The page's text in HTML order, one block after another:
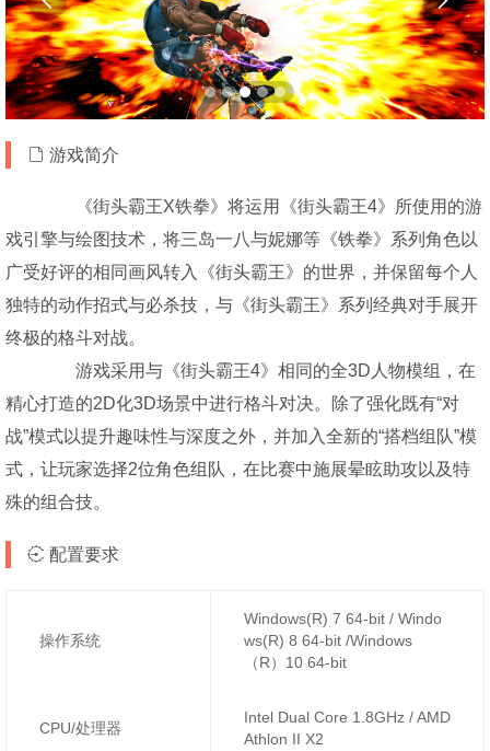
游戏简介
《街头霸王X铁拳》将运用《街头霸王4》所使用的游
戏引擎与绘图技术，将三岛一八与妮娜等《铁拳》系列角色以
广受好评的相同画风转入《街头霸王》的世界，并保留每个人
独特的动作招式与必杀技，与《街头霸王》系列经典对手展开
终极的格斗对战。
游戏采用与《街头霸王4》相同的全3D人物模组，在
精心打造的2D化3D场景中进行格斗对决。除了强化既有“对
战”模式以提升趣味性与深度之外，并加入全新的“搭档组队”模
式，让玩家选择2位角色组队，在比赛中施展晕眩助攻以及特
殊的组合技。
配置要求
操作系统
Windows(R) 7 64-bit / Windo
ws(R) 8 64-bit /Windows
（R）10 64-bit
CPU/处理器
Intel Dual Core 1.8GHz / AMD
Athlon II X2